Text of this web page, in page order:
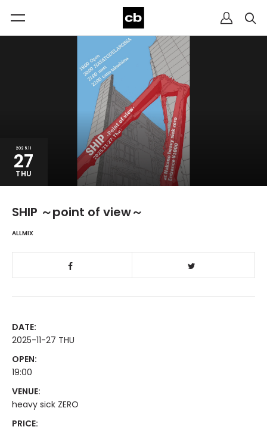
2025.11
27
THU
SHIP ～point of view～
ALLMIX
DATE:
2025-11-27 THU
OPEN:
19:00
VENUE:
heavy sick ZERO
PRICE: